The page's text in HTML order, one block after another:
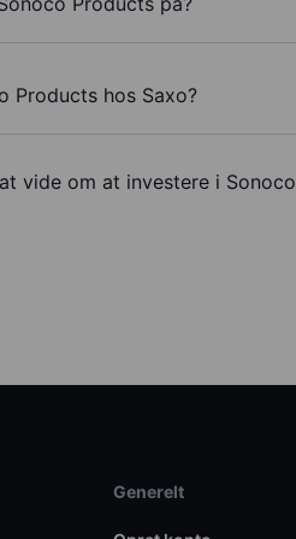
Products hos Saxo?
vide om at investere i Sonoco
Generelt